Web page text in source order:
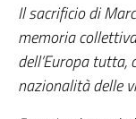
Il sacrificio di
memoria
dell’Europa tutta,
nazionalità delle